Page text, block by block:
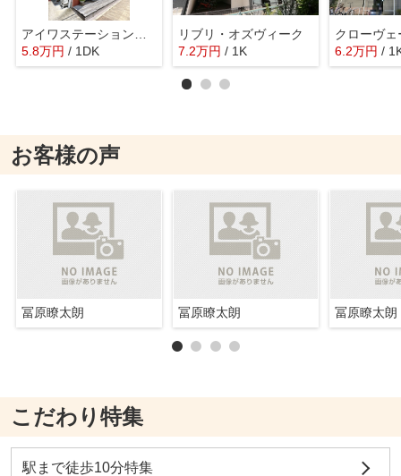
アイワステーションビルⅥ号館
5.8万円 / 1DK
リブリ・オズヴィーク
7.2万円 / 1K 6.2万円 /
お客様の声
冨原瞭太朗 冨原瞭太朗 冨原瞭太朗
こだわり特集
駅まで徒歩10分特集